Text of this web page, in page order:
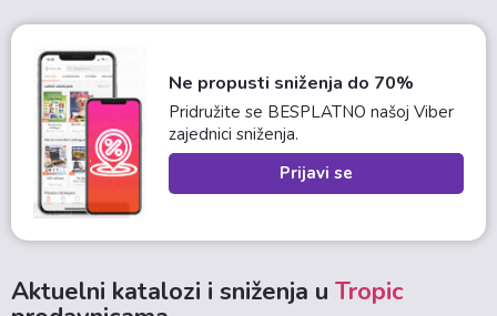
Ne propusti sniženja do 70%
Pridružite se BESPLATNO našoj Viber
zajednici sniženja.
Prijavi se
Aktuelni katalozi i sniženja u Tropic